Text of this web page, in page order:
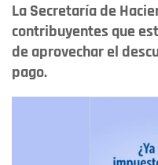
La Secretaría de
contribuyentes que
de aprovechar el
pago.